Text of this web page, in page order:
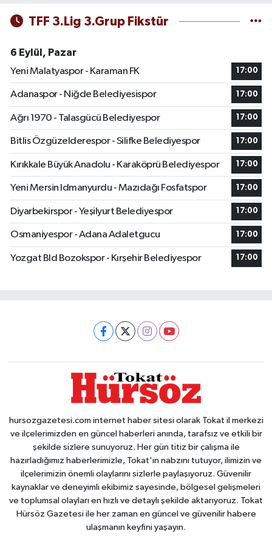
TFF 3.Lig 3.Grup Fikstür
6 Eylül, Pazar
Yeni Malatyaspor - Karaman FK
17:00
Adanaspor - Niğde Belediyesispor 17:00
Ağrı 1970 - Talasgücü Belediyespor 17:00
Bitlis Özgüzelderespor - Silifke Belediyespor 17:00
Kırıkkale Büyük Anadolu - Karaköprü Belediyespor 17:00
Yeni Mersin Idmanyurdu - Mazıdağı Fosfatspor 17:00
Diyarbekirspor - Yeşilyurt Belediyespor 17:00
Osmaniyespor - Adana Adaletgucu 17:00
Yozgat Bld Bozokspor - Kırşehir Belediyespor 17:00
hursozgazetesi.com internet haber sitesi olarak Tokat il merkezi
ve ilçelerimizden en güncel haberleri anında, tarafsız ve etkili bir
şekilde sizlere sunuyoruz. Her gün titiz bir çalışma ile
hazırladığımız haberlerimizle, Tokat'ın nabzını tutuyor, ilimizin ve
ilçelerimizin önemli olaylarını sizlerle paylaşıyoruz. Güvenilir
kaynaklar ve deneyimli ekibimiz sayesinde, bölgesel gelişmeleri
ve toplumsal olayları en hızlı ve detaylı şekilde aktarıyoruz. Tokat
Hürsöz Gazetesi ile her zaman en güncel ve güvenilir habere
ulaşmanın keyfini yaşayın.